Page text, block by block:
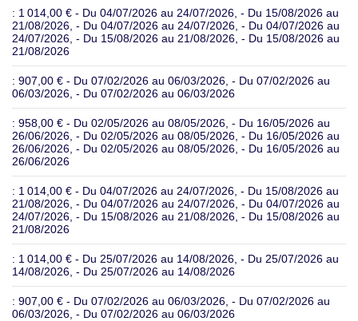
: 1 014,00 € - Du 04/07/2026 au 24/07/2026, - Du 15/08/2026 au
21/08/2026, - Du 04/07/2026 au 24/07/2026, - Du 04/07/2026 au
24/07/2026, - Du 15/08/2026 au 21/08/2026, - Du 15/08/2026 au
21/08/2026
: 907,00 € - Du 07/02/2026 au 06/03/2026, - Du 07/02/2026 au
06/03/2026, - Du 07/02/2026 au 06/03/2026
: 958,00 € - Du 02/05/2026 au 08/05/2026, - Du 16/05/2026 au
26/06/2026, - Du 02/05/2026 au 08/05/2026, - Du 16/05/2026 au
26/06/2026, - Du 02/05/2026 au 08/05/2026, - Du 16/05/2026 au
26/06/2026
: 1 014,00 € - Du 04/07/2026 au 24/07/2026, - Du 15/08/2026 au
21/08/2026, - Du 04/07/2026 au 24/07/2026, - Du 04/07/2026 au
24/07/2026, - Du 15/08/2026 au 21/08/2026, - Du 15/08/2026 au
21/08/2026
: 1 014,00 € - Du 25/07/2026 au 14/08/2026, - Du 25/07/2026 au
14/08/2026, - Du 25/07/2026 au 14/08/2026
: 907,00 € - Du 07/02/2026 au 06/03/2026, - Du 07/02/2026 au
06/03/2026, - Du 07/02/2026 au 06/03/2026